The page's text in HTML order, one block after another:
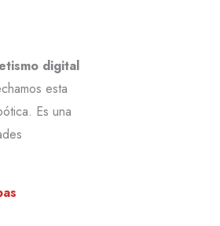
digital
esta
Es una